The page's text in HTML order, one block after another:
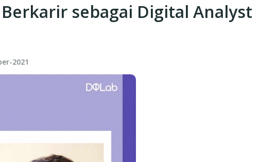
sebagai Digital Analyst
2021